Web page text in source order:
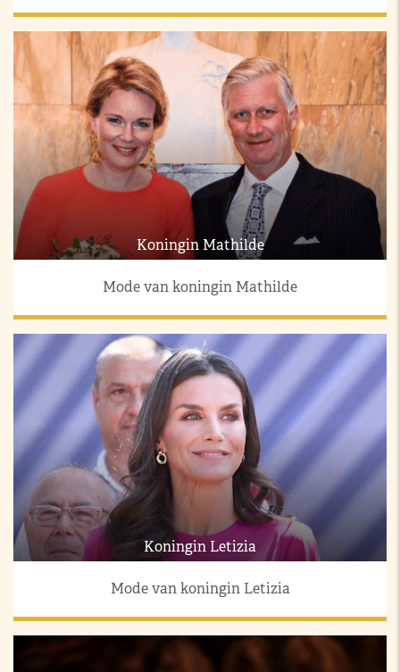
Koningin Mathilde
Mode van koningin Mathilde
Koningin Letizia
Mode van koningin Letizia